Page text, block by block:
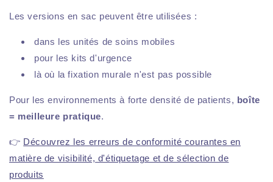
Les versions en sac peuvent être utilisées :
dans les unités de soins mobiles
pour les kits d'urgence
là où la fixation murale n'est pas possible
Pour les environnements à forte densité de patients, boîte
= meilleure pratique.
👉 Découvrez les erreurs de conformité courantes en
matière de visibilité, d'étiquetage et de sélection de
produits